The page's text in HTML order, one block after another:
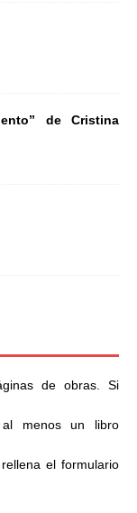
de Cristina
de obras. Si
menos un libro
el formulario